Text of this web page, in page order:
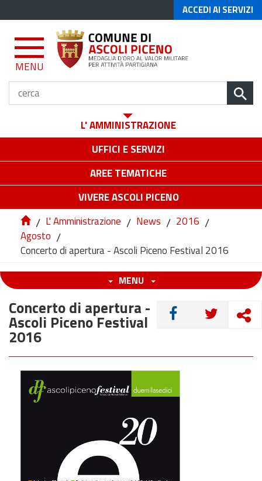
ACCEDI AI SERVIZI
MENU
L' AMMINISTRAZIONE
UFFICI E SERVIZI
AREE TEMATICHE
VIVERE ASCOLI PICENO
/ L' Amministrazione / News / 2016 /
Agosto /
Concerto di apertura - Ascoli Piceno Festival 2016
MENU
CONDIVIDI
Concerto di apertura -
Ascoli Piceno Festival
2016